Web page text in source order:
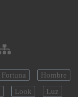
Fortuna
Hombre
Look Luz